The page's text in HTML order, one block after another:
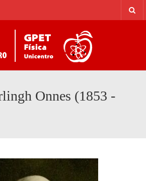
Onnes (1853 -